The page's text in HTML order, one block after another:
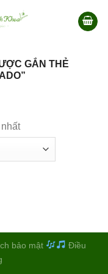
GẮN THẺ
bảo mật
Điều